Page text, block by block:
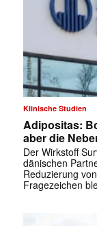
Klinische Studien
Adipositas:
aber die
Der Wirkstoff
dänischen
Reduzierung
Fragezeichen